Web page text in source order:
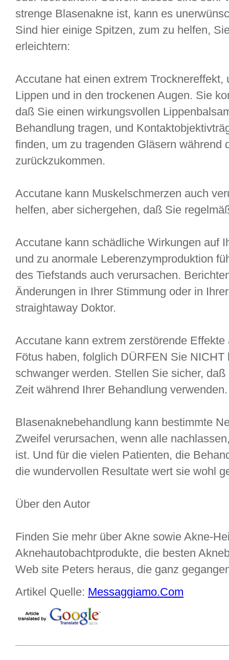
strenge Blasenakne ist, kann es
Sind hier einige Spitzen, zum zu helfen,
erleichtern:
Accutane hat einen extrem
Lippen und in den trockenen Augen. Sie
daß Sie einen wirkungsvollen
Behandlung tragen, und
finden, um zu tragenden Gläsern während
zurückzukommen.
Accutane kann Muskelschmerzen auch
helfen, aber sichergehen, daß Sie
Accutane kann schädliche Wirkungen auf
und zu anormale Leberenzymproduktion
des Tiefstands auch verursachen.
Änderungen in Ihrer Stimmung oder in
straightaway Doktor.
Accutane kann extrem zerstörende
Fötus haben, folglich DÜRFEN Sie
schwanger werden. Stellen Sie sicher,
Zeit während Ihrer Behandlung verwenden.
Blasenaknebehandlung kann bestimmte
Zweifel verursachen, wenn alle
ist. Und für die vielen Patienten, die
die wundervollen Resultate wert sie wohl
Über den Autor
Finden Sie mehr über Akne sowie Akne-
Aknehautobachtprodukte, die besten
Web site Peters heraus, die ganz
Artikel Quelle: Messaggiamo.Com